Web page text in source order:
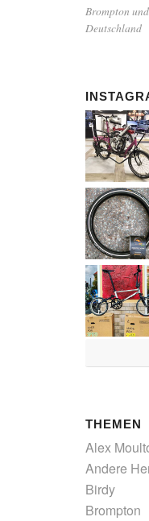
Brompton
Deutschland
THEMEN
Alex
Andere
Birdy
Brompton